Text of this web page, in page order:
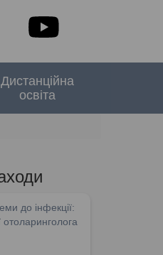
Дистанційна
освіта
до інфекції:
отоларинголога